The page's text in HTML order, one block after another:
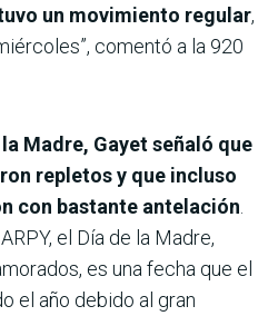
un movimiento regular,
comentó a la 920
la Madre, Gayet señaló que
repletos y que incluso
con bastante antelación
el Día de la Madre,
es una fecha que el
el año debido al gran